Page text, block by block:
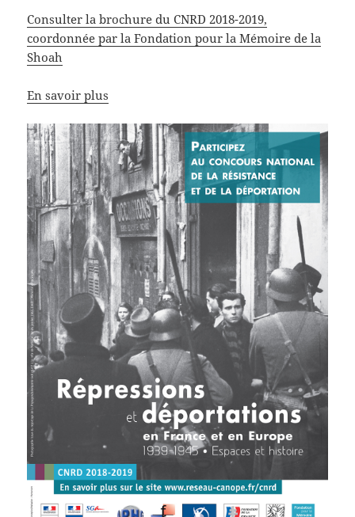
Consulter la brochure du CNRD 2018-2019,
coordonnée par la Fondation pour la Mémoire de la
Shoah
En savoir plus